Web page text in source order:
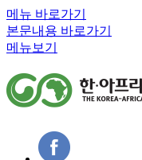
메뉴 바로가기
본문내용 바로가기
메뉴보기